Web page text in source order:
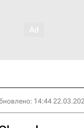
14:44